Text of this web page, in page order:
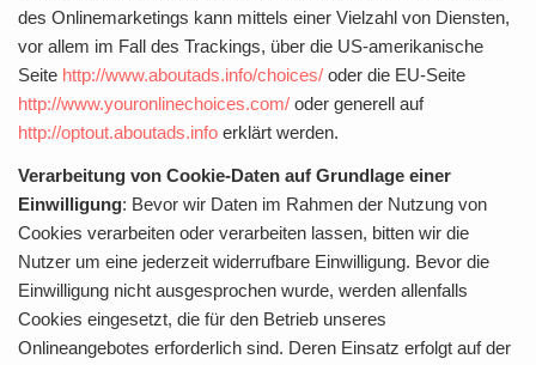
des Onlinemarketings kann mittels einer Vielzahl von Diensten,
vor allem im Fall des Trackings, über die US-amerikanische
Seite http://www.aboutads.info/choices/ oder die EU-Seite
http://www.youronlinechoices.com/ oder generell auf
http://optout.aboutads.info erklärt werden.
Verarbeitung von Cookie-Daten auf Grundlage einer
Einwilligung: Bevor wir Daten im Rahmen der Nutzung von
Cookies verarbeiten oder verarbeiten lassen, bitten wir die
Nutzer um eine jederzeit widerrufbare Einwilligung. Bevor die
Einwilligung nicht ausgesprochen wurde, werden allenfalls
Cookies eingesetzt, die für den Betrieb unseres
Onlineangebotes erforderlich sind. Deren Einsatz erfolgt auf der